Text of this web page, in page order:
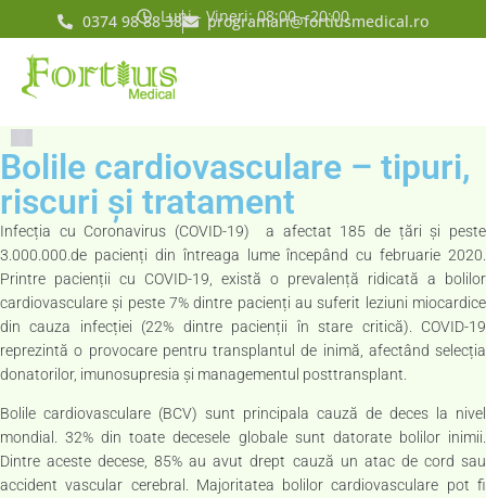
Luni - Vineri: 08:00 - 20:00
0374 98 88 38 programari@fortiusmedical.ro
Bolile cardiovasculare – tipuri,
riscuri și tratament
Infecția cu Coronavirus (COVID-19) a afectat 185 de țări și peste
3.000.000.de pacienți din întreaga lume începând cu februarie 2020.
Printre pacienții cu COVID-19, există o prevalență ridicată a bolilor
cardiovasculare și peste 7% dintre pacienți au suferit leziuni miocardice
din cauza infecției (22% dintre pacienții în stare critică). COVID-19
reprezintă o provocare pentru transplantul de inimă, afectând selecția
donatorilor, imunosupresia și managementul posttransplant.
Bolile cardiovasculare (BCV) sunt principala cauză de deces la nivel
mondial. 32% din toate decesele globale sunt datorate bolilor inimii.
Dintre aceste decese, 85% au avut drept cauză un atac de cord sau
accident vascular cerebral. Majoritatea bolilor cardiovasculare pot fi